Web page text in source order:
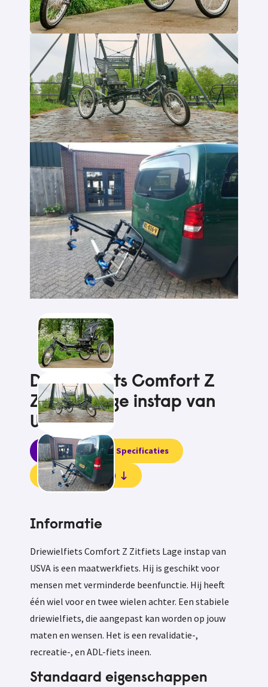
Driewielfiets Comfort Z
Zitfiets Lage instap van
USVA
Informatie Specificaties
Beoordelingen (0)
Informatie
Driewielfiets Comfort Z Zitfiets Lage instap van
USVA is een maatwerkfiets. Hij is geschikt voor
mensen met verminderde beenfunctie. Hij heeft
één wiel voor en twee wielen achter. Een stabiele
driewielfiets, die aangepast kan worden op jouw
maten en wensen. Het is een revalidatie-,
recreatie-, en ADL-fiets ineen.
Standaard eigenschappen